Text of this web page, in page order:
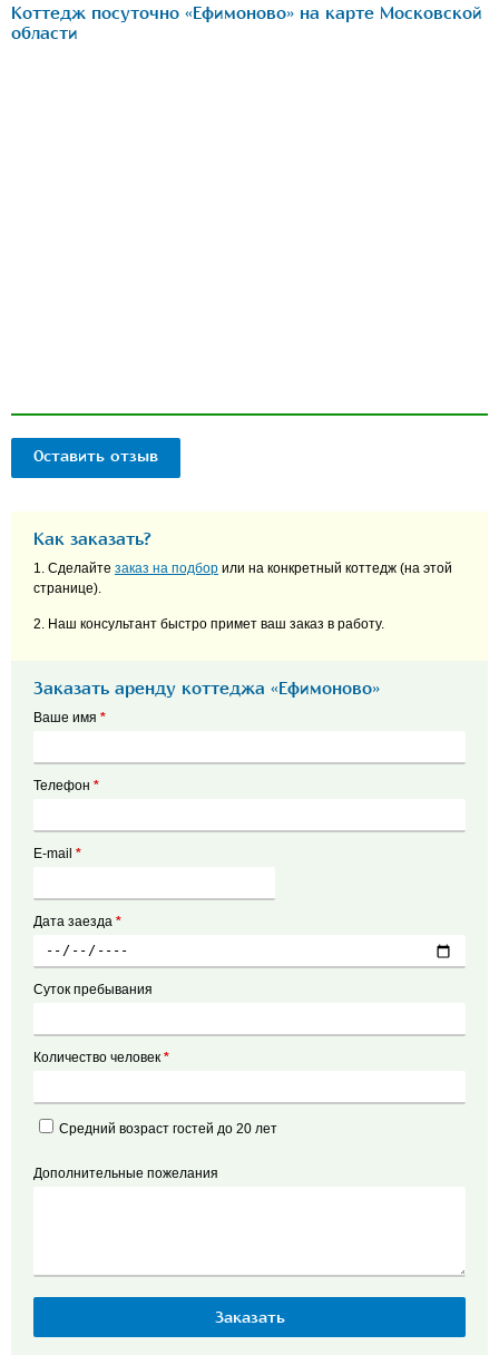
Коттедж посуточно «Ефимоново» на карте Московской
области
Оставить отзыв
Как заказать?
1. Сделайте заказ на подбор или на конкретный коттедж (на этой
странице).
2. Наш консультант быстро примет ваш заказ в работу.
Заказать аренду коттеджа «Ефимоново»
Ваше имя *
Телефон *
E-mail *
Дата заезда *
Суток пребывания
Количество человек *
Средний возраст гостей до 20 лет
Дополнительные пожелания